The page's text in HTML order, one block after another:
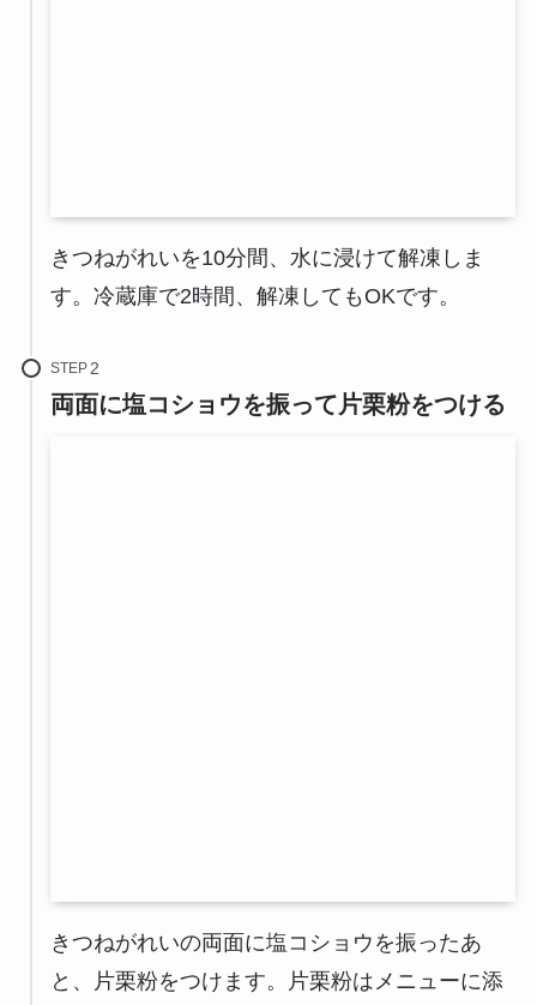
きつねがれいを10分間、水に浸けて解凍しま
す。冷蔵庫で2時間、解凍してもOKです。
STEP
両面に塩コショウを振って片栗粉をつける
きつねがれいの両面に塩コショウを振ったあ
と、片栗粉をつけます。片栗粉はメニューに添